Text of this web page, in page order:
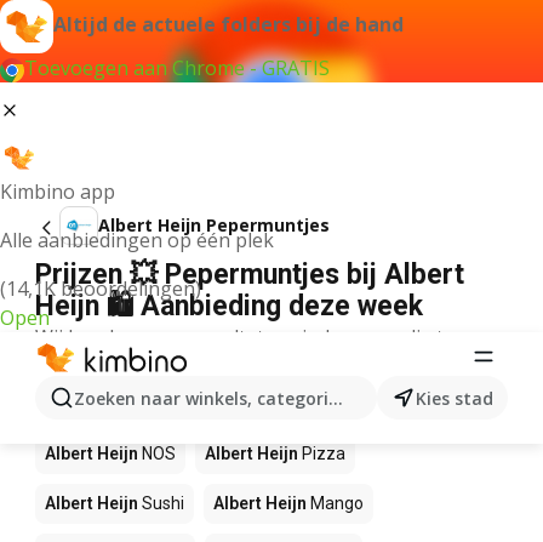
Altijd de actuele folders bij de hand
Toevoegen aan Chrome - GRATIS
Kimbino app
Alle aanbiedingen op één plek
(14,1K beoordelingen)
Open
Zoeken naar winkels, categorieën, producten...
Kies stad
Albert Heijn Pepermuntjes
Prijzen 💥 Pepermuntjes bij Albert
Heijn 🛍️ Aanbieding deze week
Wij konden geen resultaten vinden voor die term.
Andere producten in winkels Albert
Heijn
Albert Heijn NOS Albert Heijn Pizza
Albert Heijn Sushi Albert Heijn Mango